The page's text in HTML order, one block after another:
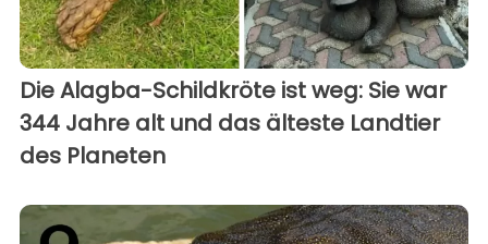
Die Alagba-Schildkröte ist weg: Sie war
344 Jahre alt und das älteste Landtier
des Planeten